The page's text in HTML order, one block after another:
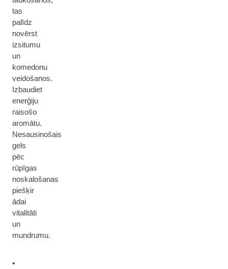
tas
palīdz
novērst
izsitumu
un
komedonu
veidošanos.
Izbaudiet
enerģiju
raisošo
aromātu.
Nesausinošais
gels
pēc
rūpīgas
noskalošanas
piešķir
ādai
vitalitāti
un
mundrumu.
•